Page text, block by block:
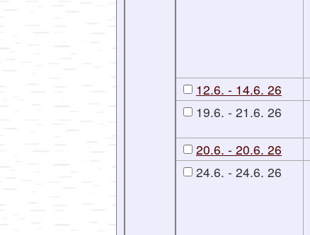
12.6. - 14.6. 26
19.6. - 21.6. 26
20.6. - 20.6. 26
24.6. - 24.6. 26